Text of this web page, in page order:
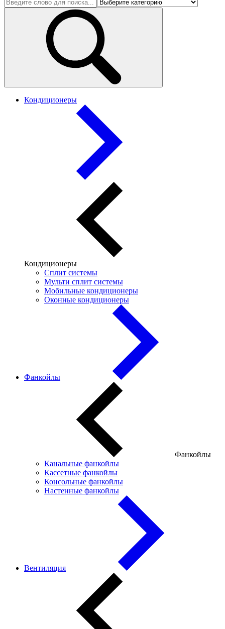
Кондиционеры
Кондиционеры
Сплит системы
Мульти сплит системы
Мобильные кондиционеры
Оконные кондиционеры
Фанкойлы
Фанкойлы
Канальные фанкойлы
Кассетные фанкойлы
Консольные фанкойлы
Настенные фанкойлы
Вентиляция